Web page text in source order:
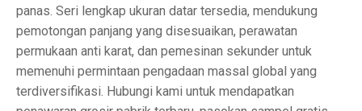
panas. Seri lengkap ukuran datar tersedia, mendukung
pemotongan panjang yang disesuaikan, perawatan
permukaan anti karat, dan pemesinan sekunder untuk
memenuhi permintaan pengadaan massal global yang
terdiversifikasi. Hubungi kami untuk mendapatkan